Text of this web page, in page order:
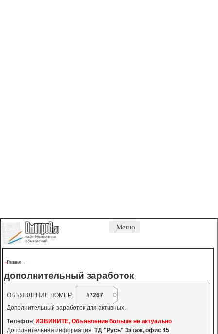
Меню
->Главная - -
дополнительный заработок
ОБЪЯВЛЕНИЕ НОМЕР:
#7267
Дополнительный заработок для активных.
Телефон: ИЗВИНИТЕ, Объявление больше не актуально
Дополнительная информация: ТД "Русь" 3этаж, офис 45